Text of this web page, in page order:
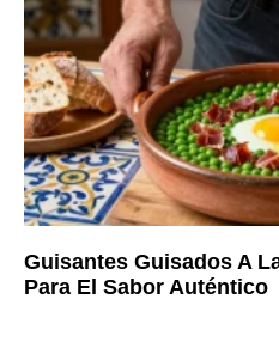
Guisantes Guisados A
Para El Sabor Auténtico